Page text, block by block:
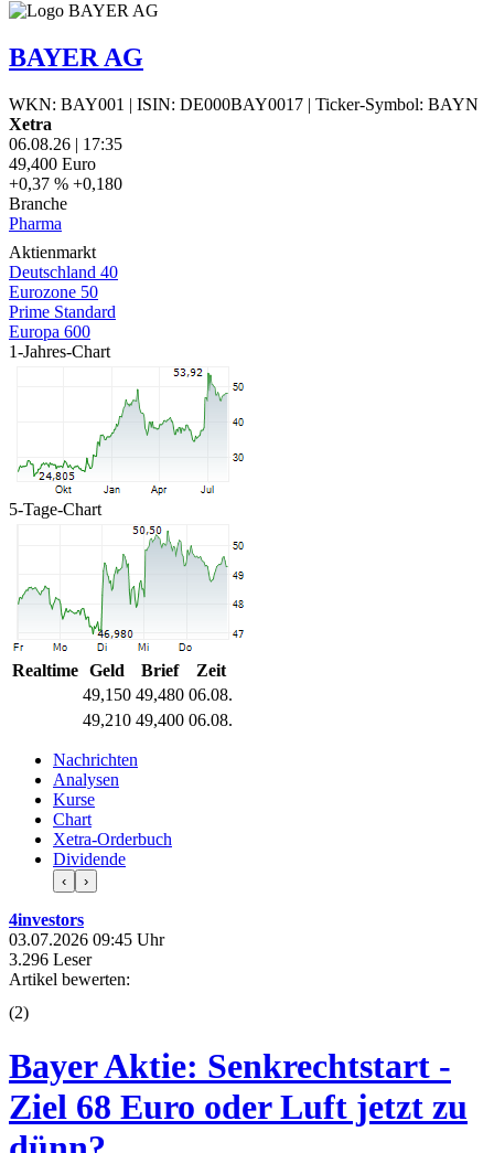
BAYER AG
WKN: BAY001 | ISIN: DE000BAY0017 | Ticker-Symbol: BAYN
Xetra
06.08.26 | 17:35
49,400 Euro
+0,37 % +0,180
Branche
Pharma
Aktienmarkt
Deutschland 40
Eurozone 50
Prime Standard
Europa 600
1-Jahres-Chart
5-Tage-Chart
Realtime Geld Brief
Zeit
49,150 49,480 06.08.
49,210 49,400 06.08.
Nachrichten
Analysen
Kurse
Chart
Xetra-Orderbuch
Dividende
‹ ›
4investors
03.07.2026 09:45 Uhr
3.296 Leser
Artikel bewerten:
(2)
Bayer Aktie: Senkrechtstart -
Ziel 68 Euro oder Luft jetzt zu